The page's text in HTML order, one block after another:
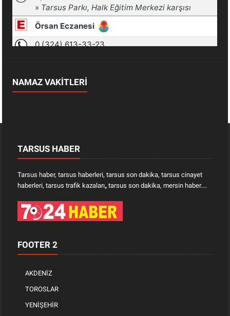
NAMAZ VAKİTLERİ
TARSUS HABER
Tarsus haber, tarsus haberleri, tarsus son dakika, tarsus cinayet
haberleri, tarsus trafik kazaları„ tarsus son dakika, mersin haber....
FOOTER 2
AKDENİZ
TOROSLAR
YENİŞEHİR